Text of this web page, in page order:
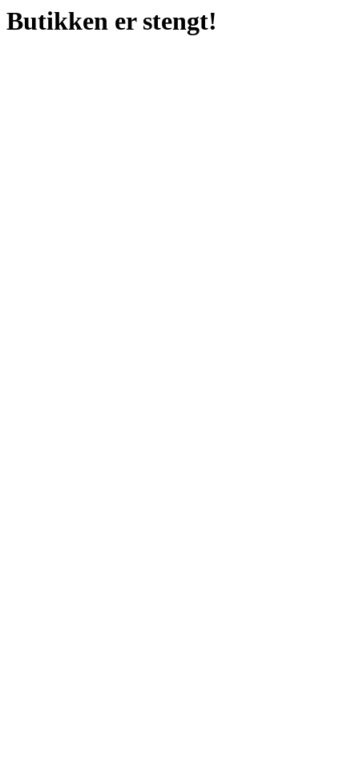
Butikken er stengt!